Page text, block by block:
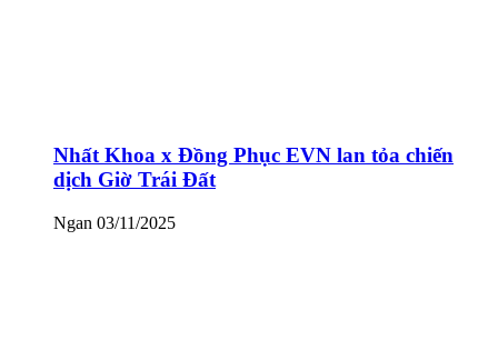
Nhất Khoa x Đồng Phục EVN lan tỏa chiến
dịch Giờ Trái Đất
Ngan 03/11/2025